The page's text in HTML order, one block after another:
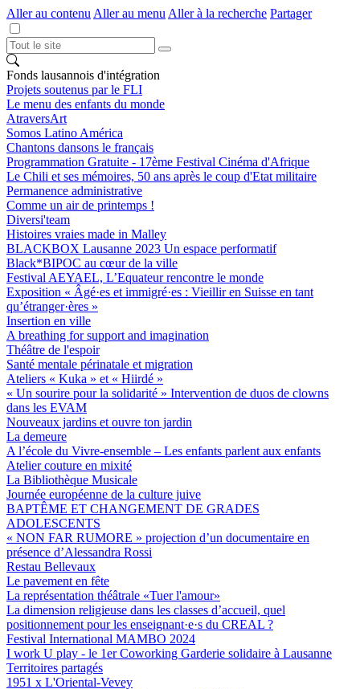
Aller au contenu Aller au menu Aller à la recherche Partager
Fonds lausannois d'intégration
Projets soutenus par le FLI
Le menu des enfants du monde
AtraversArt
Somos Latino América
Chantons dansons le français
Programmation Gratuite - 17ème Festival Cinéma d'Afrique
Le Chili et ses mémoires, 50 ans après le coup d'Etat militaire
Permanence administrative
Comme un air de printemps !
Diversi'team
Histoires vraies made in Malley
BLACKBOX Lausanne 2023 Un espace performatif
Black*BIPOC au cœur de la ville
Festival AEYAEL, L’Equateur rencontre le monde
Exposition « Âgé·es et immigré·es : Vieillir en Suisse en tant
qu’étranger·ères »
Insertion en ville
A breathing for support and imagination
Théâtre de l'espoir
Santé mentale périnatale et migration
Ateliers « Kuka » et « Hiirdé »
« Un sourire pour la solidarité » Intervention de duos de clowns
dans les EVAM
Nouveaux jardins et ouvre ton jardin
La demeure
A l’école du Vivre-ensemble – Les enfants parlent aux enfants
Atelier couture en mixité
La Bibliothèque Musicale
Journée européenne de la culture juive
BAPTÊME ET CHANGEMENT DE GRADES
ADOLESCENTS
« NON FAR RUMORE » projection d’un documentaire en
présence d’Alessandra Rossi
Restau Bellevaux
Le pavement en fête
La représentation théâtrale «Tuer l'amour»
La dimension religieuse dans les classes d’accueil, quel
positionnement pour les enseignant·e·s du CREAL ?
Festival International MAMBO 2024
I work U play - le 1er Coworking Garderie solidaire à Lausanne
Territoires partagés
1951 x L'Oriental-Vevey